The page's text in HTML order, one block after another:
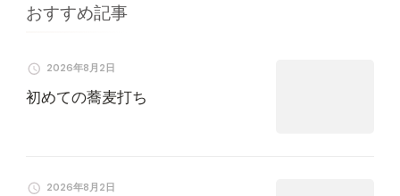
ョ
ン
おすすめ記事
2026年8月2日
初めての蕎麦打ち
2026年8月2日